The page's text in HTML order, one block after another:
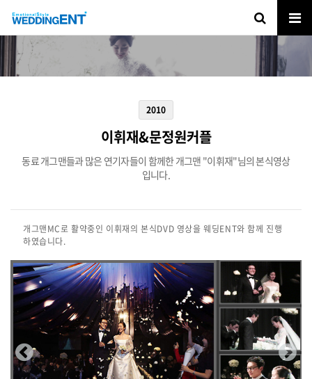
2010
이휘재&문정원커플
동료 개그맨들과 많은 연기자들이 함께한 개그맨 "이휘재"님의 본식영상
입니다.
개그맨MC로 활약중인 이휘재의 본식DVD 영상을 웨딩ENT와 함께 진행
하였습니다.